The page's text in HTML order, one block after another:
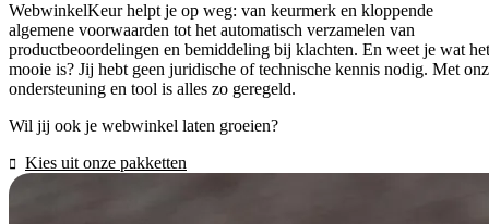
WebwinkelKeur helpt je op weg: van keurmerk en kloppende
algemene voorwaarden tot het automatisch verzamelen van
productbeoordelingen en bemiddeling bij klachten. En weet je wat het
mooie is? Jij hebt geen juridische of technische kennis nodig. Met
ondersteuning en tool is alles zo geregeld.
Wil jij ook je webwinkel laten groeien?
Kies uit onze pakketten